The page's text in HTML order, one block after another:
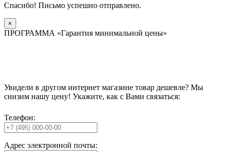
Спасибо! Письмо успешно отправлено.
×
ПРОГРАММА «Гарантия минимальной цены»
Увидели в другом интернет магазине товар дешевле? Мы
снизим нашу цену! Укажите, как с Вами связаться:
Телефон:
Адрес электронной почты: